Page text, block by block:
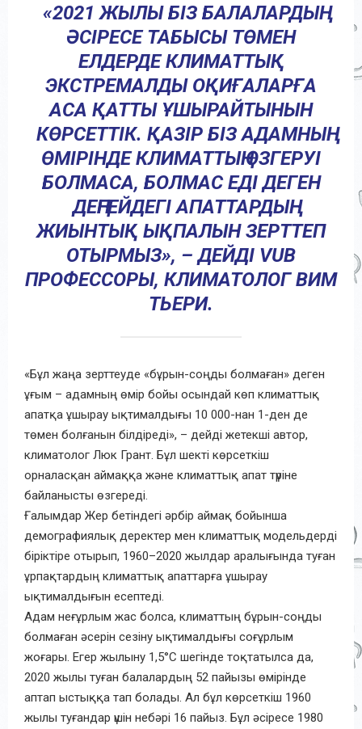
«2021 ЖЫЛЫ БІЗ БАЛАЛАРДЫҢ
ӘСІРЕСЕ ТАБЫСЫ ТӨМЕН
ЕЛДЕРДЕ КЛИМАТТЫҚ
ЭКСТРЕМАЛДЫ ОҚИҒАЛАРҒА
АСА ҚАТТЫ ҰШЫРАЙТЫНЫН
КӨРСЕТТІК. ҚАЗІР БІЗ АДАМНЫҢ
ӨМІРІНДЕ КЛИМАТТЫҢ ӨЗГЕРУІ
БОЛМАСА, БОЛМАС ЕДІ ДЕГЕН
ДЕҢГЕЙДЕГІ АПАТТАРДЫҢ
ЖИЫНТЫҚ ЫҚПАЛЫН ЗЕРТТЕП
ОТЫРМЫЗ», – ДЕЙДІ VUB
ПРОФЕССОРЫ, КЛИМАТОЛОГ ВИМ
ТЬЕРИ.
«Бұл жаңа зерттеуде «бұрын-соңды болмаған» деген
ұғым – адамның өмір бойы осындай көп климаттық
апатқа ұшырау ықтималдығы 10 000-нан 1-ден де
төмен болғанын білдіреді», – дейді жетекші автор,
климатолог Люк Грант. Бұл шекті көрсеткіш
орналасқан аймаққа және климаттық апат түріне
байланысты өзгереді.
Ғалымдар Жер бетіндегі әрбір аймақ бойынша
демографиялық деректер мен климаттық модельдерді
біріктіре отырып, 1960–2020 жылдар аралығында туған
ұрпақтардың климаттық апаттарға ұшырау
ықтималдығын есептеді.
Адам неғұрлым жас болса, климаттың бұрын-соңды
болмаған әсерін сезіну ықтималдығы соғұрлым
жоғары. Егер жылыну 1,5°C шегінде тоқтатылса да,
2020 жылы туған балалардың 52 пайызы өмірінде
аптап ыстыққа тап болады. Ал бұл көрсеткіш 1960
жылы туғандар үшін небәрі 16 пайыз. Бұл әсіресе 1980